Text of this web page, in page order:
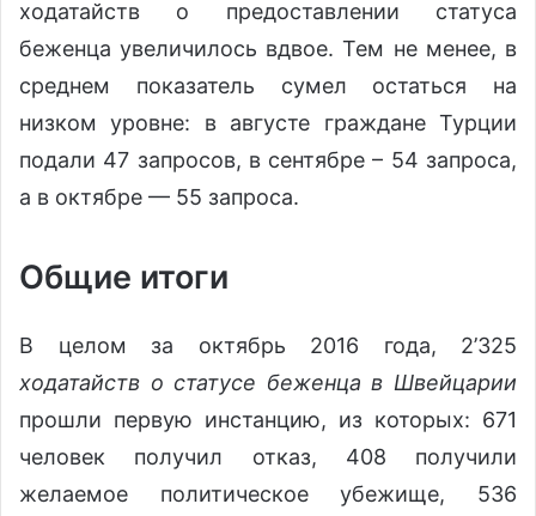
ходатайств о предоставлении статуса
беженца увеличилось вдвое. Тем не менее, в
среднем показатель сумел остаться на
низком уровне: в августе граждане Турции
подали 47 запросов, в сентябре – 54 запроса,
а в октябре — 55 запроса.
Общие итоги
В целом за октябрь 2016 года, 2’325
ходатайств о статусе беженца в Швейцарии
прошли первую инстанцию, из которых: 671
человек получил отказ, 408 получили
желаемое политическое убежище, 536